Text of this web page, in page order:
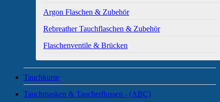
Argon Flaschen & Zubehör
Rebreather Tauchflaschen & Zubehör
Flaschenventile & Brücken
Tauchkurse
Tauchmasken & Taucherflossen - (ABC)